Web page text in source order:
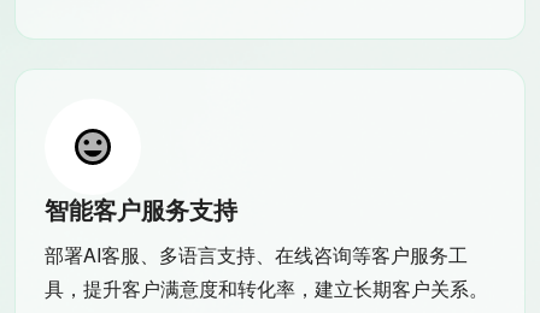
智能客户服务支持
部署AI客服、多语言支持、在线咨询等客户服务工
具，提升客户满意度和转化率，建立长期客户关系。